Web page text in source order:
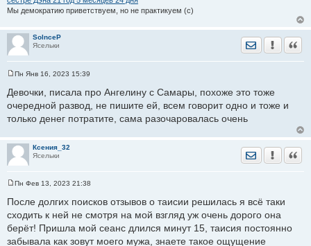
Мы демократию приветствуем, но не практикуем (с)
SolnceP
Ясельки
Отправить
о
б
е
и
е
Пн Янв 16, 2023 15:39
Девочки, писала про Ангелину с Самары, похоже это тоже
очередной развод, не пишите ей, всем говорит одно и тоже и
только денег потратите, сама разочаровалась очень
Ксения_32
Ясельки
Отправить
о
б
е
н
Пн Фев 13, 2023 21:38
После долгих поисков отзывов о таисии решилась я всё таки
сходить к ней не смотря на мой взгляд уж очень дорого она
берёт! Пришла мой сеанс длился минут 15, таисия постоянно
забывала как зовут моего мужа, знаете такое ощущение